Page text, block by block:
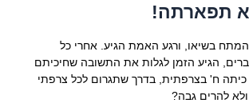
תפארתה!
בשיאו, ורגע האמת הגיע. אחרי כל
הגיע הזמן לגלות את התשובה שחיכיתם
כיתה ח' בצרפתית, בדרך שתגרום לכל צרפתי
להרים גבה?